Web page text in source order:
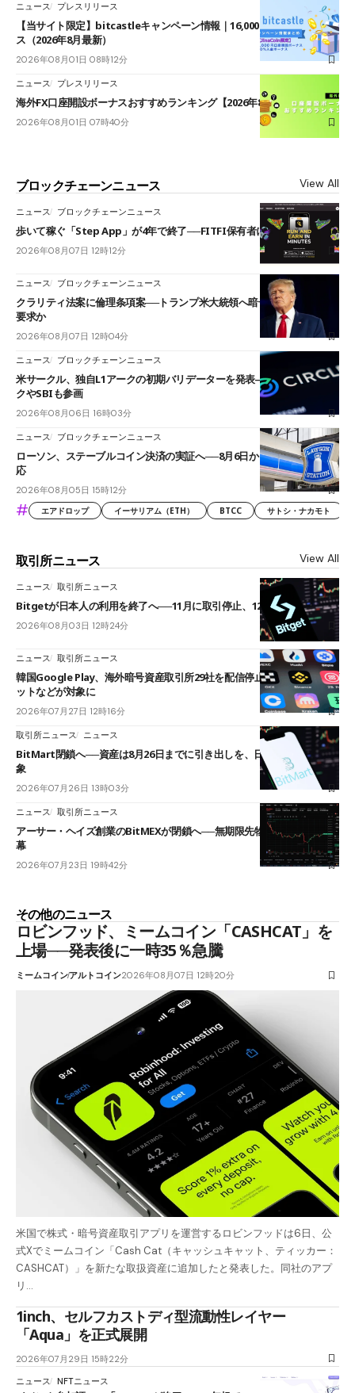
ニュース プレスリリース
【当サイト限定】bitcastleキャンペーン情報｜16,000円口座開設ボーナ
ス（2026年8月最新）
2026年08月01日 08時12分
ニュース プレスリリース
海外FX口座開設ボーナスおすすめランキング【2026年8月最新】
2026年08月01日 07時40分
ブロックチェーンニュース View All
ニュース ブロックチェーンニュース
歩いて稼ぐ「Step App」が4年で終了──FITFI保有者に対応呼びかけ
2026年08月07日 12時12分
ニュース ブロックチェーンニュース
クラリティ法案に倫理条項案──トランプ米大統領へ暗号資産事業の売却
要求か
2026年08月07日 12時04分
ニュース ブロックチェーンニュース
米サークル、独自L1アークの初期バリデーターを発表――ブラックロッ
クやSBIも参画
2026年08月06日 16時03分
ニュース ブロックチェーンニュース
ローソン、ステーブルコイン決済の実証へ──8月6日からJPYCやUSDC対
応
2026年08月05日 15時12分
# エアドロップ イーサリアム（ETH） BTCC サトシ・ナカモト
取引所ニュース View All
ニュース 取引所ニュース
Bitgetが日本人の利用を終了へ──11月に取引停止、12月末に強制決済
2026年08月03日 12時24分
ニュース 取引所ニュース
韓国Google Play、海外暗号資産取引所29社を配信停止──OKXやバイビ
ットなどが対象に
2026年07月27日 12時16分
取引所ニュース ニュース
BitMart閉鎖へ──資産は8月26日までに引き出しを、日本人利用者も対
象
2026年07月26日 13時03分
ニュース 取引所ニュース
アーサー・ヘイズ創業のBitMEXが閉鎖へ──無期限先物を生んだ11年に
幕
2026年07月23日 19時42分
その他のニュース
ロビンフッド、ミームコイン「CASHCAT」を
上場──発表後に一時35％急騰
ミームコインアルトコイン2026年08月07日 12時20分
米国で株式・暗号資産取引アプリを運営するロビンフッドは6日、公
式Xでミームコイン「Cash Cat（キャッシュキャット、ティッカー：
CASHCAT）」を新たな取扱資産に追加したと発表した。同社のアプ
リ…
1inch、セルフカストディ型流動性レイヤー
「Aqua」を正式展開
2026年07月29日 15時22分
ニュース NFTニュース